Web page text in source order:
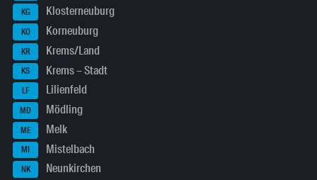
KG Klosterneuburg
KO Korneuburg
KR Krems/Land
KS Krems – Stadt
LF Lilienfeld
MD Mödling
ME Melk
MI Mistelbach
NK Neunkirchen